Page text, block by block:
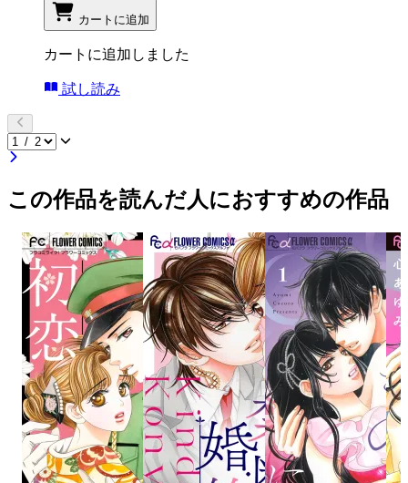
カートに追加
カートに追加しました
試し読み
この作品を読んだ人におすすめの作品